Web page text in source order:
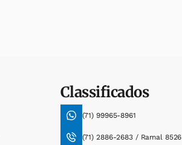
Classificados
(71) 99965-8961
(71) 2886-2683 / Ramal 8526